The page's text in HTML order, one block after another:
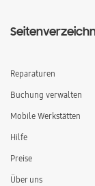
Reparaturen
Buchung verwalten
Mobile Werkstätten
Hilfe
Preise
Über uns